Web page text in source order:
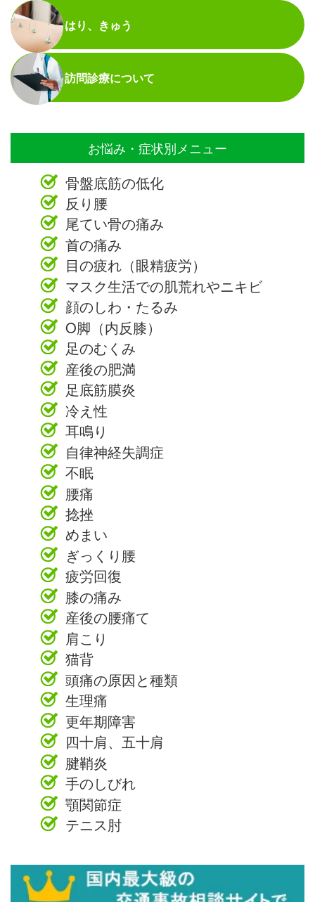
はり、きゅう
訪問診療について
お悩み・症状別メニュー
骨盤底筋の低化
反り腰
尾てい骨の痛み
首の痛み
目の疲れ（眼精疲労）
マスク生活での肌荒れやニキビ
顔のしわ・たるみ
O脚（内反膝）
足のむくみ
産後の肥満
足底筋膜炎
冷え性
耳鳴り
自律神経失調症
不眠
腰痛
捻挫
めまい
ぎっくり腰
疲労回復
膝の痛み
産後の腰痛て
肩こり
猫背
頭痛の原因と種類
生理痛
更年期障害
四十肩、五十肩
腱鞘炎
手のしびれ
顎関節症
テニス肘